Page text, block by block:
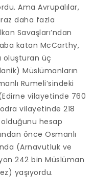
Ama Avrupalılar,
daha fazla
Savaşları’ndan
katan McCarthy,
oluşturan üç
Müslümanların
Rumeli’sindeki
vilayetinde 760
vilayetinde 218
hesap
önce Osmanlı
(Arnavutluk ve
242 bin Müslüman
yaşıyordu.